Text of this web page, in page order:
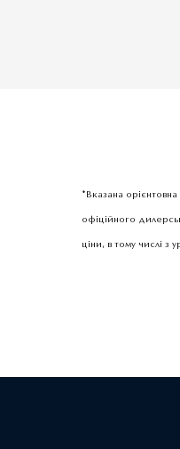
*Вказана
офіційного
ціни, в тому числі з